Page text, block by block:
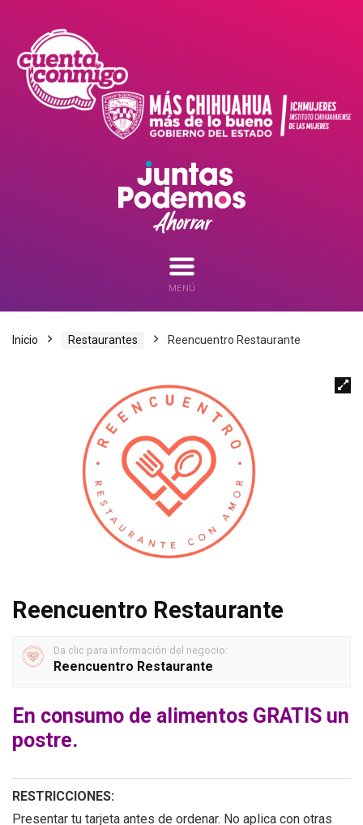
MENÚ
Inicio Restaurantes Reencuentro Restaurante
Reencuentro Restaurante
Da clic para información del negocio:
Reencuentro Restaurante
En consumo de alimentos GRATIS un
postre.
RESTRICCIONES:
Presentar tu tarjeta antes de ordenar. No aplica con otras